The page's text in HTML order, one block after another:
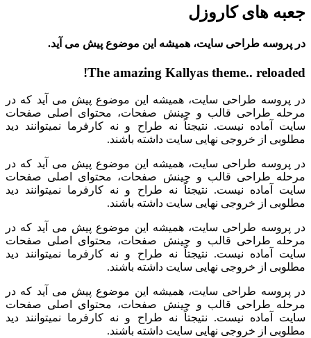
جعبه های کاروزل
در پروسه طراحی سایت، همیشه این موضوع پیش می آید.
The amazing Kallyas theme.. reloaded!
در پروسه طراحی سایت، همیشه این موضوع پیش می آید که در
مرحله طراحی قالب و چینش صفحات، محتوای اصلی صفحات
سایت آماده نیست. نتیجتاً نه طراح و نه کارفرما نمیتوانند دید
مطلوبی از خروجی نهایی سایت داشته باشند.
در پروسه طراحی سایت، همیشه این موضوع پیش می آید که در
مرحله طراحی قالب و چینش صفحات، محتوای اصلی صفحات
سایت آماده نیست. نتیجتاً نه طراح و نه کارفرما نمیتوانند دید
مطلوبی از خروجی نهایی سایت داشته باشند.
در پروسه طراحی سایت، همیشه این موضوع پیش می آید که در
مرحله طراحی قالب و چینش صفحات، محتوای اصلی صفحات
سایت آماده نیست. نتیجتاً نه طراح و نه کارفرما نمیتوانند دید
مطلوبی از خروجی نهایی سایت داشته باشند.
در پروسه طراحی سایت، همیشه این موضوع پیش می آید که در
مرحله طراحی قالب و چینش صفحات، محتوای اصلی صفحات
سایت آماده نیست. نتیجتاً نه طراح و نه کارفرما نمیتوانند دید
مطلوبی از خروجی نهایی سایت داشته باشند.